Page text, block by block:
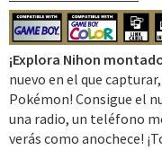
¡Explora Nihon
nuevo en el que
Pokémon! Consigue el
una radio, un teléfono
verás como anochece!